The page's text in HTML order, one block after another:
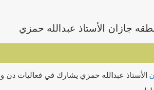
جازان الأستاذ عبدالله حمزي
الأستاذ عبدالله حمزي يشارك في فعاليات